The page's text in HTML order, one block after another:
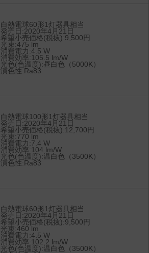
白熱電球60形1灯器具相当
発売日:2020年4月21日
希望小売価格(税抜):9,500円
光束:475 lm
消費電力:4.5 W
消費効率:105.5 lm/W
光色(色温度):昼白色（5000K）
演色性:Ra83
白熱電球100形1灯器具相当
発売日:2020年4月21日
希望小売価格(税抜):12,700円
光束:770 lm
消費電力:7.4 W
消費効率:104 lm/W
光色(色温度):温白色（3500K）
演色性:Ra83
白熱電球60形1灯器具相当
発売日:2020年4月21日
希望小売価格(税抜):9,500円
光束:460 lm
消費電力:4.5 W
消費効率:102.2 lm/W
光色(色温度):温白色（3500K）